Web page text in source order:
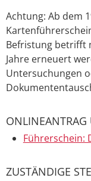
Achtung: Ab dem
Kartenführerschei
Befristung betrifft
Jahre erneuert
Untersuchungen
ONLINEANTRAG
Führerschein:
ZUSTÄNDIGE